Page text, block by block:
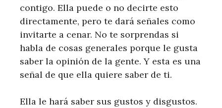
contigo. Ella puede o no decirte esto
directamente, pero te dará señales como
invitarte a cenar. No te sorprendas si
habla de cosas generales porque le gusta
saber la opinión de la gente. Y esta es una
señal de que ella quiere saber de ti.
Ella le hará saber sus gustos y disgustos.